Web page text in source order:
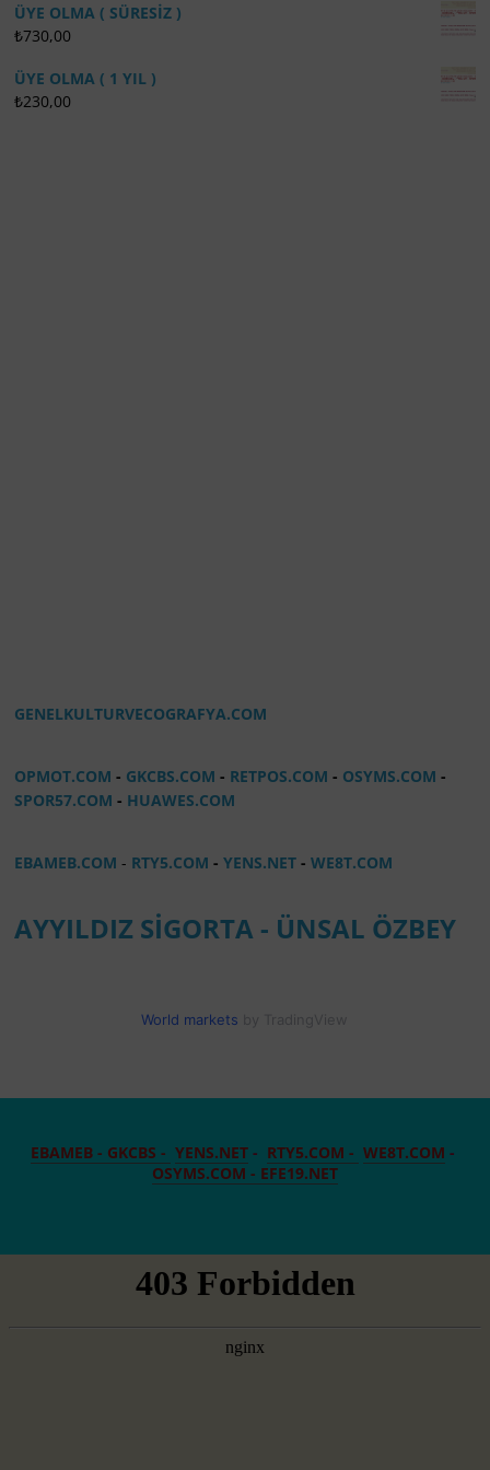
ÜYE OLMA ( SÜRESİZ )
₺730,00
ÜYE OLMA ( 1 YIL )
₺230,00
GENELKULTURVECOGRAFYA.COM
OPMOT.COM - GKCBS.COM - RETPOS.COM - OSYMS.COM-
SPOR57.COM - HUAWES.COM
EBAMEB.COM - RTY5.COM -YENS.NET-WE8T.COM
AYYILDIZ SİGORTA - ÜNSAL ÖZBEY
World markets
EBAMEB - GKCBS - YENS.NET- RTY5.COM - WE8T.COM -
OSYMS.COM - EFE19.NET